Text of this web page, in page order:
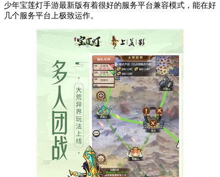
少年宝莲灯手游最新版有着很好的服务平台兼容模式，能在好
几个服务平台上极致运作。